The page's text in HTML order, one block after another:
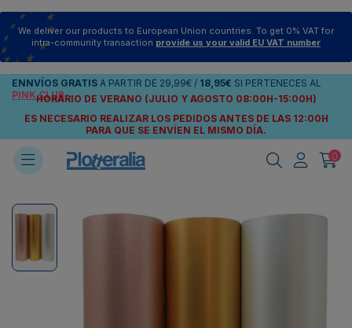
We deliver our products to European Union countries. To get 0% VAT for
intra-community transaction provide us your valid EU VAT number
ENNVÍOS GRATIS A PARTIR DE 29,99€ / 18,95€ SI PERTENECES AL
PINK CLUB
HORARIO DE VERANO (JULIO Y AGOSTO 08:00H-15:00H)
ES NECESARIO REALIZAR LOS PEDIDOS ANTES DE LAS 12:00H
PARA QUE SE ENVÍEN EL MISMO DÍA.
0